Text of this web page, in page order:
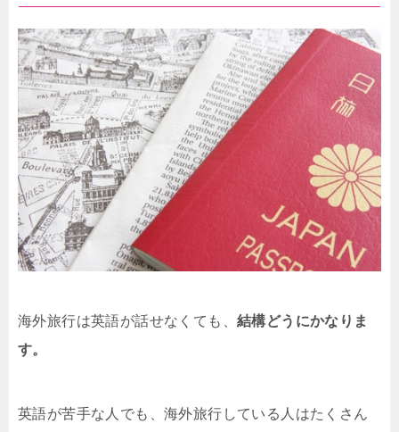
海外旅行は英語が話せなくても、 結構どうにかなりま
す。
英語が苦手な人でも、海外旅行している人はたくさん